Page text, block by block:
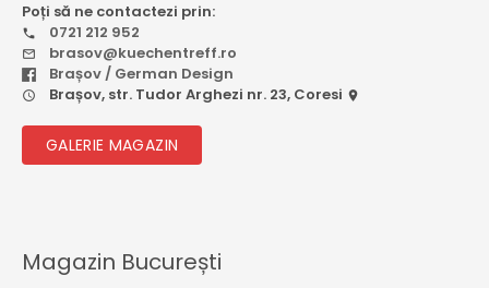
Poți să ne contactezi prin:
0721 212 952
brasov@kuechentreff.ro
Brașov / German Design
Brașov, str. Tudor Arghezi nr. 23, Coresi
GALERIE MAGAZIN
Magazin București